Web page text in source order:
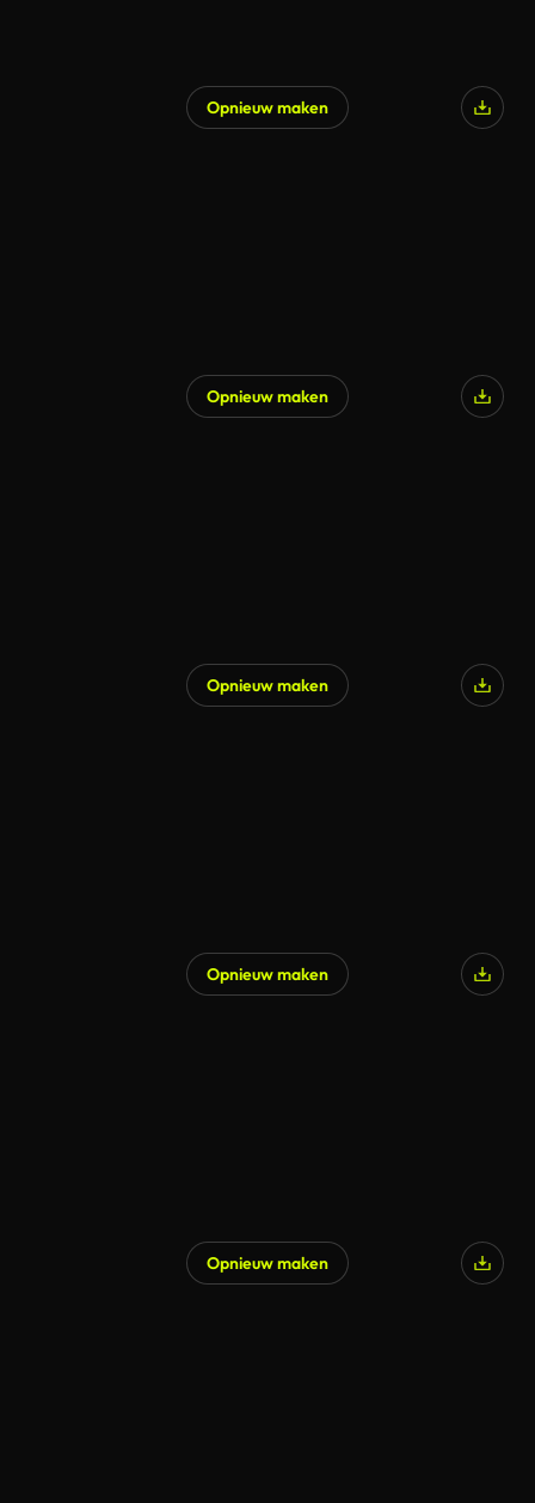
Opnieuw maken
Opnieuw maken
Opnieuw maken
Opnieuw maken
Opnieuw maken